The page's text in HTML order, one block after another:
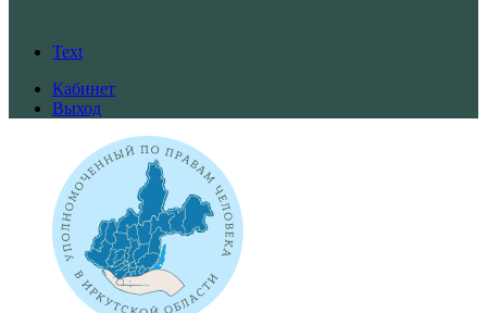
Text
Кабинет
Выход